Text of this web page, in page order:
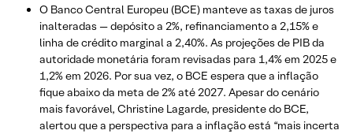
O Banco Central Europeu (BCE) manteve as taxas de juros
inalteradas — depósito a 2%, refinanciamento a 2,15% e
linha de crédito marginal a 2,40%. As projeções de PIB da
autoridade monetária foram revisadas para 1,4% em 2025 e
1,2% em 2026. Por sua vez, o BCE espera que a inflação
fique abaixo da meta de 2% até 2027. Apesar do cenário
mais favorável, Christine Lagarde, presidente do BCE,
alertou que a perspectiva para a inflação está “mais incerta